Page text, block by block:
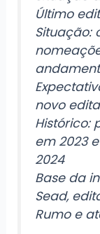
Último
Situação:
novo
Histórico:
em 2023
2024
Base da
Sead,
Rumo e